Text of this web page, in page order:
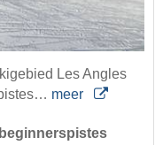
Les Angles
meer